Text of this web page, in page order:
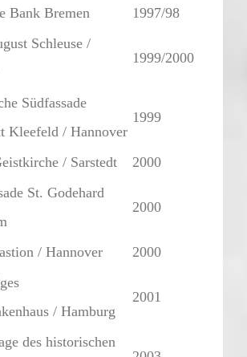
Bank Bremen
1997/98
Schleuse /
1999/2000
Südfassade
Kleefeld / Hannover
1999
/ Sarstedt
2000
St. Godehard
2000
/ Hannover
2000
/ Hamburg
2001
des historischen